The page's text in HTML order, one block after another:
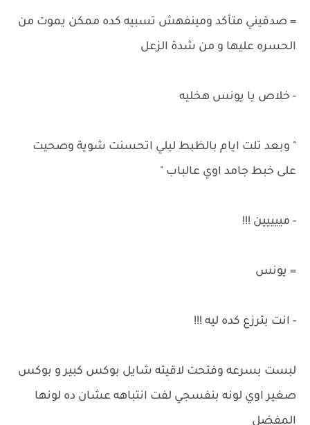
= صدقيني متأكد ومينفهش تسبيه كده ممكن يموت من
الحسره عليها و من شدة الزعل
- خلاص يا يونس هخليه
" وبعد تلت ايام بالظبط ليلي اتحسنت شوية وصحيت
على خبط جامد اوي عالباب "
- مييييين !!!
= يونس
- انت بترزع كده ليه !!!
لبست بسرعه وفتحت لاقيته شايل بوكس كبير و بوكس
صغير اوي لونه بنفسجي لفت انتباهه عشان ده لونها
المفضل